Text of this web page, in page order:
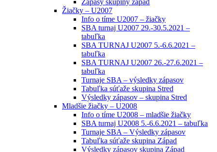
Žiačky – U2007
Info o tíme U2007 – žiačky
SBA turnaj U2007 29.-30.5.2021 –
tabuľka
SBA TURNAJ U2007 5.-6.6.2021 –
tabuľka
SBA TURNAJ U2007 26.-27.6.2021 –
tabuľka
Turnaje SBA – výsledky zápasov
Tabuľka súťaže skupina Stred
Výsledky zápasov – skupina Stred
Mladšie žiačky – U2008
Info o tíme U2008 – mladšie žiačky
SBA turnaj U2008 5.-6.6.2021 – tabuľka
Turnaje SBA – Výsledky zápasov
Tabuľka súťaže skupina Západ
Výsledky zápasov skupina Západ